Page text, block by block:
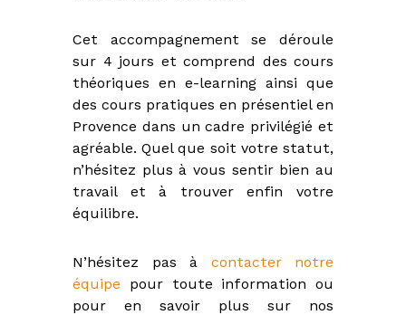
Cet accompagnement se déroule
sur 4 jours et comprend des cours
théoriques en e-learning ainsi que
des cours pratiques en présentiel en
Provence dans un cadre privilégié et
agréable. Quel que soit votre statut,
n’hésitez plus à vous sentir bien au
travail et à trouver enfin votre
équilibre.
N’hésitez pas à contacter notre
équipe pour toute information ou
pour en savoir plus sur nos